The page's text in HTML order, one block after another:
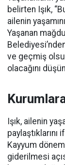
belirten Işık,
ailenin
Yaşanan
ve geçmiş
olacağını
Işık, ailenin
paylaştıklarını
Kayyum
giderilmesi